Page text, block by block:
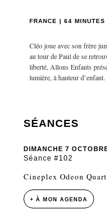
FRANCE | 64
Cléo joue avec son frère
au tour de Paul de se
liberté, Allons Enfants
lumière, à hauteur d’enfant.
SÉANCES
DIMANCHE 7
Séance #102
Cineplex Odeon
+ À MON AGENDA